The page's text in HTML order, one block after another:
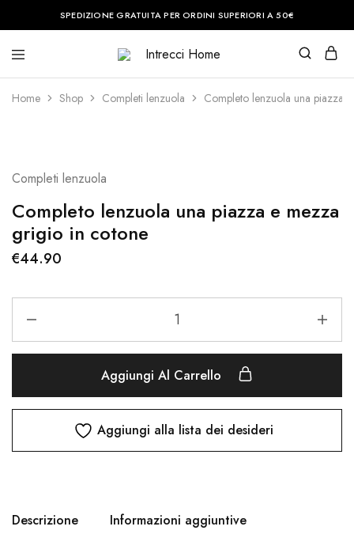
SPEDIZIONE GRATUITA PER ORDINI SUPERIORI A 50€
Intrecci
Home
è
posto
a
perfetta.
Home Shop Completi lenzuola Completo lenzuola una piazza
Completi lenzuola
Completo lenzuola una piazza e mezza
grigio in cotone
€44.90
Aggiungi Al Carrello
Aggiungi alla lista dei desideri
Descrizione Informazioni aggiuntive